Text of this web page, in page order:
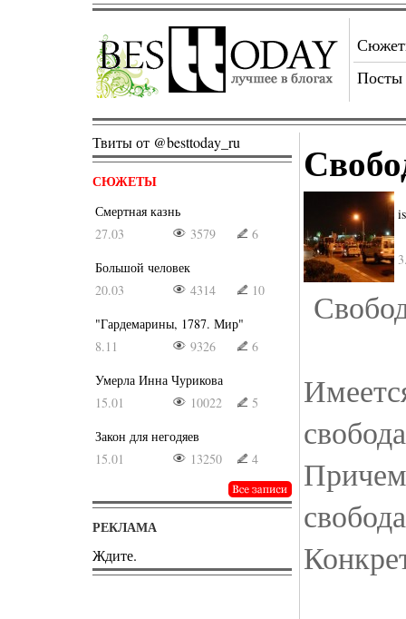
Посты
Твиты от @besttoday_ru
СЮЖЕТЫ
Смертная казнь
27.03
3579
6
Большой человек
20.03
4314
10
"Гардемарины, 1787. Мир"
8.11
9326
6
Умерла Инна Чурикова
15.01
10022
5
Закон для негодяев
15.01
13250 4
РЕКЛАМА
Ждите.